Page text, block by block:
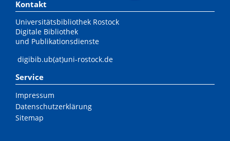
Kontakt
Universitätsbibliothek Rostock
Digitale Bibliothek
und Publikationsdienste
digibib.ub(at)uni-rostock.de
Service
Impressum
Datenschutzerklärung
Sitemap